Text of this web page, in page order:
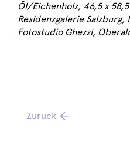
Öl/Eichenholz, 46,5 x
Residenzgalerie Salzburg,
Fotostudio Ghezzi,
Zurück